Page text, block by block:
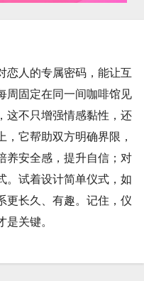
恋人的专属密码，能让互
周固定在同一间咖啡馆见
这不只增强情感黏性，还
它帮助双方明确界限，
养安全感，提升自信；对
。试着设计简单仪式，如
更长久、有趣。记住，仪
关键。